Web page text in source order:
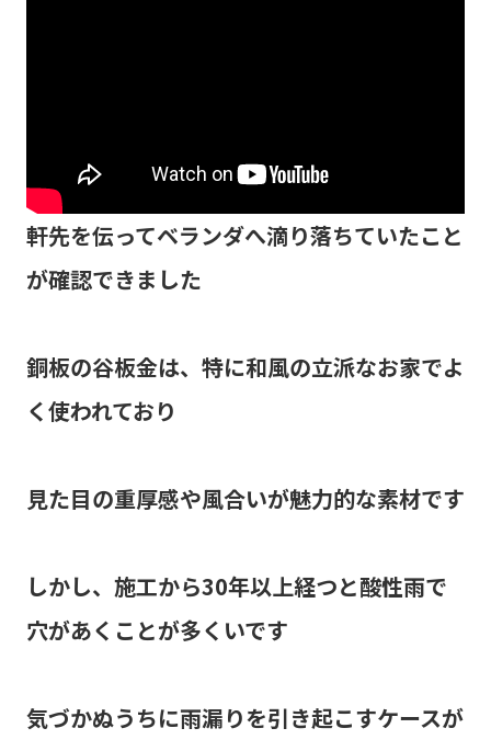
軒先を伝ってベランダへ滴り落ちていたこと
が確認できました
銅板の谷板金は、特に和風の立派なお家でよ
く使われており
見た目の重厚感や風合いが魅力的な素材です
しかし、施工から30年以上経つと酸性雨で
穴があくことが多くいです
気づかぬうちに雨漏りを引き起こすケースが